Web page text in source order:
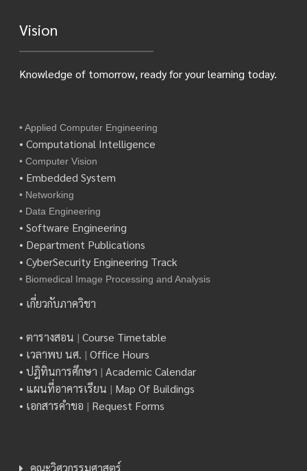
Vision
Knowledge of tomorrow, ready for your learning today.
• Applied Computer Engineering
• Computational Intelligence
• Computer Vision
• Embedded System
• Networking
• Data Engineering
• Software Engineering
• Department Publications
• CyberSecurity Engineering Track
• Biomedical Image Processing and Analysis
• เกี่ยวกับภาควิชา
• ตารางสอน | Course Timetable
• เวลาพบ นศ. | Office Hours
• ปฎิทินการศึกษา | Academic Calendar
• แผนที่อาคารเรียน | Map Of Buildings
• เอกสารคำขอ | Request Forms
คณะวิศวกรรมศาสตร์